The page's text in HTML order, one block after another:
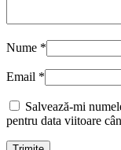
Nume *
Email *
Salvează-mi
pentru data viitoare